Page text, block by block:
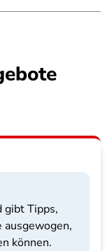
gibt Tipps,
ausgewogen,
können.